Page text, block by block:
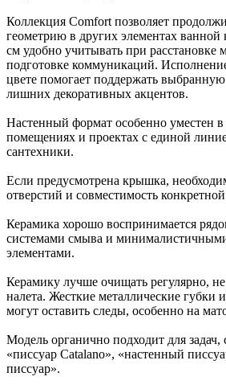
Коллекция Comfort позволяет
геометрию в других элементах ванной
см удобно учитывать при расстановке
подготовке коммуникаций.
цвете помогает поддержать выбранную
лишних декоративных акцентов.
Настенный формат особенно уместен
помещениях и проектах с единой
сантехники.
Если предусмотрена крышка,
отверстий и совместимость
Керамика хорошо воспринимается
системами смыва и
элементами.
Керамику лучше очищать регулярно,
налета. Жесткие металлические губки
могут оставить следы, особенно на
Модель органично подходит для задач,
«писсуар Catalano», «настенный
писсуар».